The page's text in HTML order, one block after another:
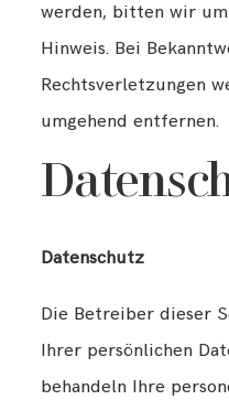
werden, bitten wir
Hinweis. Bei
Rechtsverletzungen
umgehend entfernen.
Datenschutz
Die Betreiber dieser
Ihrer persönlichen
behandeln Ihre